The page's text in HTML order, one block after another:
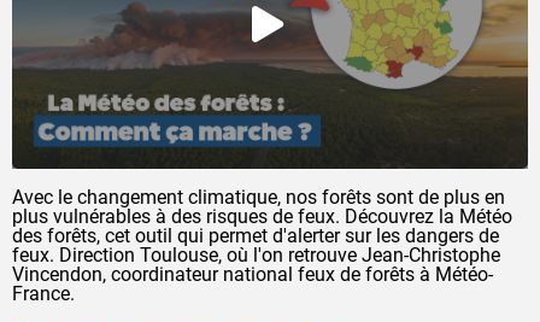
Avec le changement climatique, nos forêts sont de plus en
plus vulnérables à des risques de feux. Découvrez la Météo
des forêts, cet outil qui permet d'alerter sur les dangers de
feux. Direction Toulouse, où l'on retrouve Jean-Christophe
Vincendon, coordinateur national feux de forêts à Météo-
France.